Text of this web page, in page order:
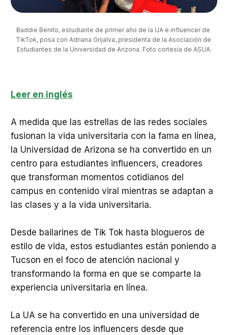
Baddie Benito, estudiante de primer año de la UA e influencer de
TikTok, posa con Adriana Grijalva, presidenta de la Asociación de
Estudiantes de la Universidad de Arizona. Foto cortesía de ASUA.
Leer en inglés
A medida que las estrellas de las redes sociales
fusionan la vida universitaria con la fama en línea,
la Universidad de Arizona se ha convertido en un
centro para estudiantes influencers, creadores
que transforman momentos cotidianos del
campus en contenido viral mientras se adaptan a
las clases y a la vida universitaria.
Desde bailarines de Tik Tok hasta blogueros de
estilo de vida, estos estudiantes están poniendo a
Tucson en el foco de atención nacional y
transformando la forma en que se comparte la
experiencia universitaria en línea.
La UA se ha convertido en una universidad de
referencia entre los influencers desde que